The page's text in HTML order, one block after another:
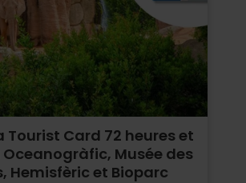
Tourist Card 72 heures et
Musée des
Hemisfèric et Bioparc